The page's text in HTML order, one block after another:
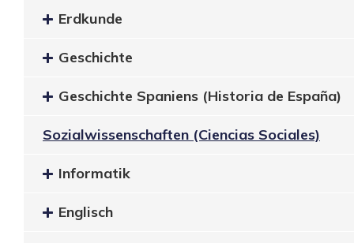
Erdkunde
Geschichte
Geschichte Spaniens (Historia de España)
Sozialwissenschaften (Ciencias Sociales)
Informatik
Englisch